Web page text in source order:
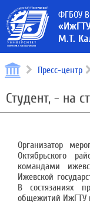
ФГБОУ
М.Т.
Пресс-центр
Студент, - на
Организатор
Октябрьского
командами
Ижевской
В состязаниях
общежитий ИжГТУ